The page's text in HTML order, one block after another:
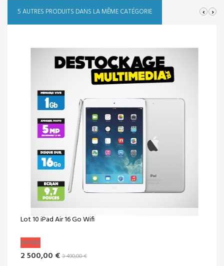
5 AUTRES PRODUITS DANS LA MÊME CATÉGORIE ‹ ›
Lot 10 iPad Air 16 Go Wifi
Vendu!
2 500,00 € 3 490,00 €